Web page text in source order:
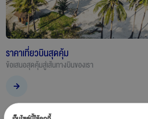
ราคาเที่ยวบินสุดคุ้ม
ข้อเสนอสุดคุ้มสู่เส้นทางบินของเรา